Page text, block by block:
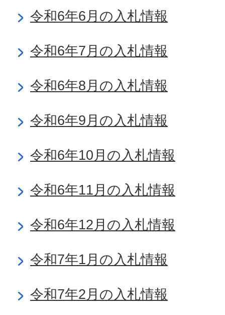
令和6年6月の入札情報
令和6年7月の入札情報
令和6年8月の入札情報
令和6年9月の入札情報
令和6年10月の入札情報
令和6年11月の入札情報
令和6年12月の入札情報
令和7年1月の入札情報
令和7年2月の入札情報